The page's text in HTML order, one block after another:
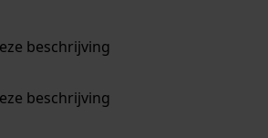
beschrijving
beschrijving